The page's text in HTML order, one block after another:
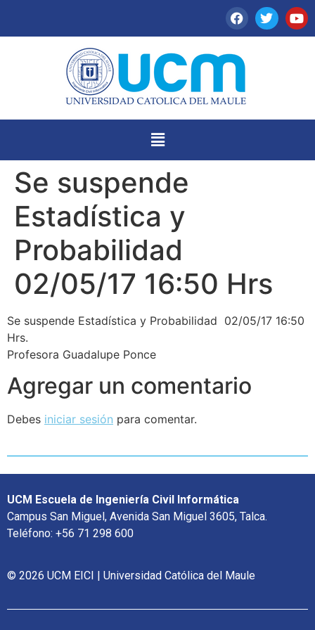
Se suspende
Estadística y
Probabilidad
02/05/17 16:50 Hrs
Se suspende Estadística y Probabilidad 02/05/17 16:50
Hrs.
Profesora Guadalupe Ponce
Agregar un comentario
Debes iniciar sesión para comentar.
UCM Escuela de Ingeniería Civil Informática
Campus San Miguel, Avenida San Miguel 3605, Talca.
Teléfono: +56 71 298 600
© 2026 UCM EICI | Universidad Católica del Maule